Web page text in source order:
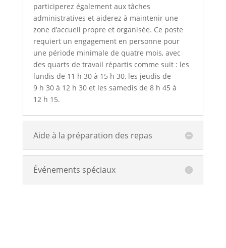
participerez également aux tâches
administratives et aiderez à maintenir une
zone d’accueil propre et organisée. Ce poste
requiert un engagement en personne pour
une période minimale de quatre mois, avec
des quarts de travail répartis comme suit : les
lundis de 11 h 30 à 15 h 30, les jeudis de
9 h 30 à 12 h 30 et les samedis de 8 h 45 à
12 h 15.
Aide à la préparation des repas
Événements spéciaux